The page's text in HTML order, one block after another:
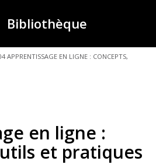
Bibliothèque
APPRENTISSAGE EN LIGNE : CONCEPTS,
en ligne :
et pratiques